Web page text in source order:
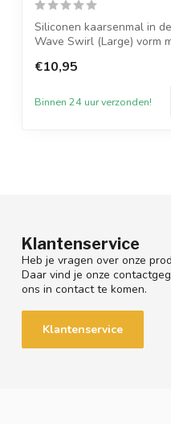
Siliconen kaarsenmal in
Wave Swirl (Large) vorm
€10,95
Binnen 24 uur verzonden!
Klantenservice
Heb je vragen over onze
Daar vind je onze
ons in contact te komen.
Klantenservice